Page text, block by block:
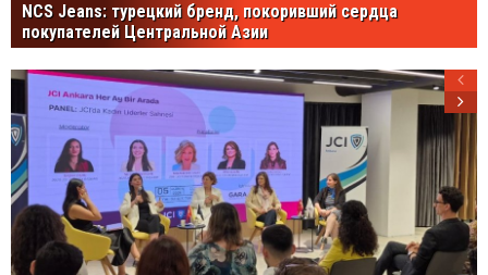
NCS Jeans: турецкий бренд, покоривший сердца
покупателей Центральной Азии